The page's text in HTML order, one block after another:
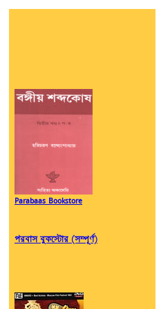
Parabaas Bookstore
পরবাস বুকস্টোর (সম্পূর্ণ)